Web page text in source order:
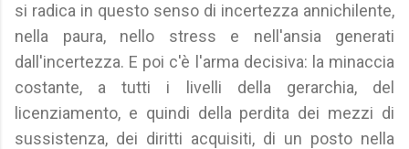
si radica in questo senso di incertezza annichilente,
nella paura, nello stress e nell'ansia generati
dall'incertezza. E poi c'è l'arma decisiva: la minaccia
costante, a tutti i livelli della gerarchia, del
licenziamento, e quindi della perdita dei mezzi di
sussistenza, dei diritti acquisiti, di un posto nella